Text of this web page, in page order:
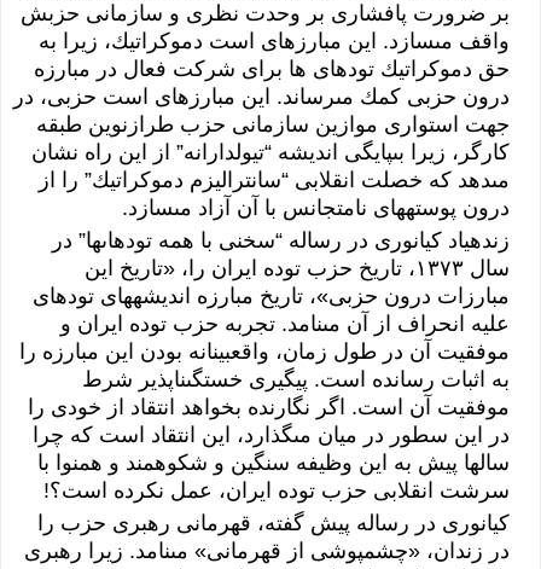
بر ضرورت پافشارى‏‏ بر وحدت نظرى‏‏ و سازمانى‏‏ حزبش
واقف مى‏‏سازد. اين مبارزه‏اى‏‏ است دموكراتيك، زيرا به
حق دموكراتيك توده‏اى‏‏ ها براى‏‏ شركت فعال در مبارزه
درون حزبى‏‏ كمك مى‏‏رساند. اين مبارزه‏اى‏‏ است حزبى‏‏، در
جهت استوارى‏‏ موازين سازمانى‏‏ حزب طرازنوين طبقه
كارگر، زيرا بى‏‏پايگى‏‏ انديشه “تيول‏دارانه” از اين راه نشان
مى‏‏دهد كه خصلت انقلابى‏‏ “سانتراليزم دموكراتيك” را از
درون پوسته‏هاى‏‏ نامتجانس با آن آزاد مى‏‏سازد.
زنده‏ياد كيانورى‏‏ در رساله “سخنى‏‏ با همه توده‏اى‏‏ها” در
سال ١٣٧٣، تاريخ حزب توده ايران را، «تاريخ اين
مبارزات درون حزبى‏‏»، تاريخ مبارزه انديشه‏هاى‏‏ توده‏اى‏‏
عليه انحراف از آن مى‏‏نامد. تجربه حزب توده ايران و
موفقيت آن در طول زمان، واقع‏بينانه بودن اين مبارزه را
به اثبات رسانده است. پيگيرى‏‏ خستگى‏‏ناپذير شرط
موفقيت آن است. اگر نگارنده بخواهد انتقاد از خودى‏‏ را
در اين سطور در ميان مى‏‏گذارد، اين انتقاد است كه چرا
سال‏ها پيش به اين وظيفه سنگين و شكوهمند و هم‏نوا با
سرشت انقلابى‏‏ حزب توده ايران، عمل نكرده است؟!
كيانورى‏‏ در رساله پيش گفته، قهرمانى‏‏ رهبرى‏‏ حزب را
در زندان، «چشم‏پوشى‏‏ از قهرمانى‏‏» مى‏‏نامد. زيرا رهبرى‏‏